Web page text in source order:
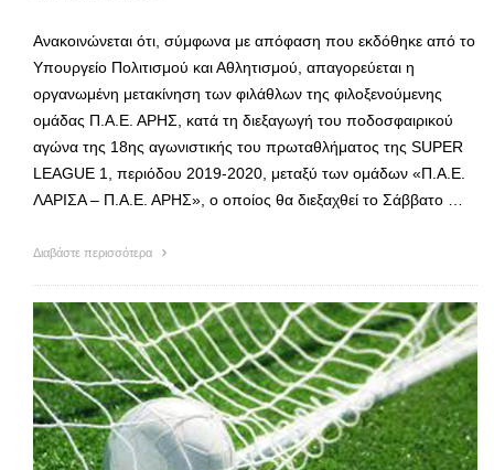
Ανακοινώνεται ότι, σύμφωνα με απόφαση που εκδόθηκε από το
Υπουργείο Πολιτισμού και Αθλητισμού, απαγορεύεται η
οργανωμένη μετακίνηση των φιλάθλων της φιλοξενούμενης
ομάδας Π.Α.Ε. ΑΡΗΣ, κατά τη διεξαγωγή του ποδοσφαιρικού
αγώνα της 18ης αγωνιστικής του πρωταθλήματος της SUPER
LEAGUE 1, περιόδου 2019-2020, μεταξύ των ομάδων «Π.Α.Ε.
ΛΑΡΙΣΑ – Π.Α.Ε. ΑΡΗΣ», ο οποίος θα διεξαχθεί το Σάββατο …
Διαβάστε περισσότερα